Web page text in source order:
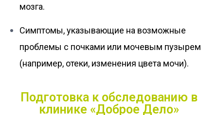
мозга.
Симптомы, указывающие на возможные
проблемы с почками или мочевым пузырем
(например, отеки, изменения цвета мочи).
Подготовка к обследованию в
клинике «Доброе Дело»